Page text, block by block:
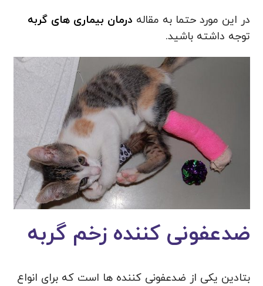
در این مورد حتما به مقاله درمان بیماری های گربه
توجه داشته باشید.
ضدعفونی کننده زخم گربه
بتادین یکی از ضدعفونی کننده ها است که برای انواع